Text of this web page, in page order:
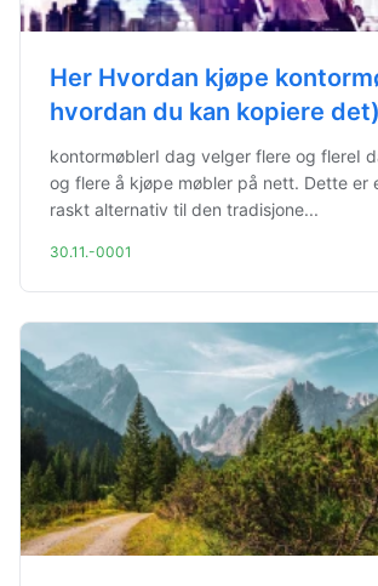
Her Hvordan kjøpe
hvordan du kan kopiere det)
kontormøblerI dag velger flere og flereI
og flere å kjøpe møbler på nett. Dette er
raskt alternativ til den tradisjone...
30.11.-0001